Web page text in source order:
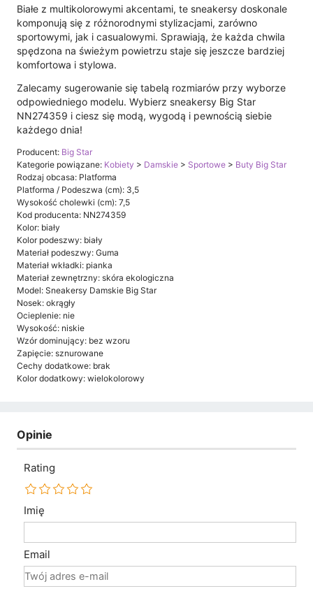
Białe z multikolorowymi akcentami, te sneakersy doskonale
komponują się z różnorodnymi stylizacjami, zarówno
sportowymi, jak i casualowymi. Sprawiają, że każda chwila
spędzona na świeżym powietrzu staje się jeszcze bardziej
komfortowa i stylowa.
Zalecamy sugerowanie się tabelą rozmiarów przy wyborze
odpowiedniego modelu. Wybierz sneakersy Big Star
NN274359 i ciesz się modą, wygodą i pewnością siebie
każdego dnia!
Producent: Big Star
Kategorie powiązane: Kobiety > Damskie > Sportowe > Buty Big Star
Rodzaj obcasa: Platforma
Platforma / Podeszwa (cm): 3,5
Wysokość cholewki (cm): 7,5
Kod producenta: NN274359
Kolor: biały
Kolor podeszwy: biały
Materiał podeszwy: Guma
Materiał wkładki: pianka
Materiał zewnętrzny: skóra ekologiczna
Model: Sneakersy Damskie Big Star
Nosek: okrągły
Ocieplenie: nie
Wysokość: niskie
Wzór dominujący: bez wzoru
Zapięcie: sznurowane
Cechy dodatkowe: brak
Kolor dodatkowy: wielokolorowy
Opinie
Rating
Imię
Email